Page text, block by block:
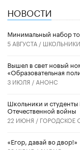
НОВОСТИ
Минимальный набор
5 АВГУСТА / ШКОЛЬНИКИ
Вышел в свет новый
«Образовательная
3 ИЮЛЯ / АНОНС
Школьники и
Отечественной войны
22 ИЮНЯ / ГОРОДСКОЕ
«Егор, давай во двор!»